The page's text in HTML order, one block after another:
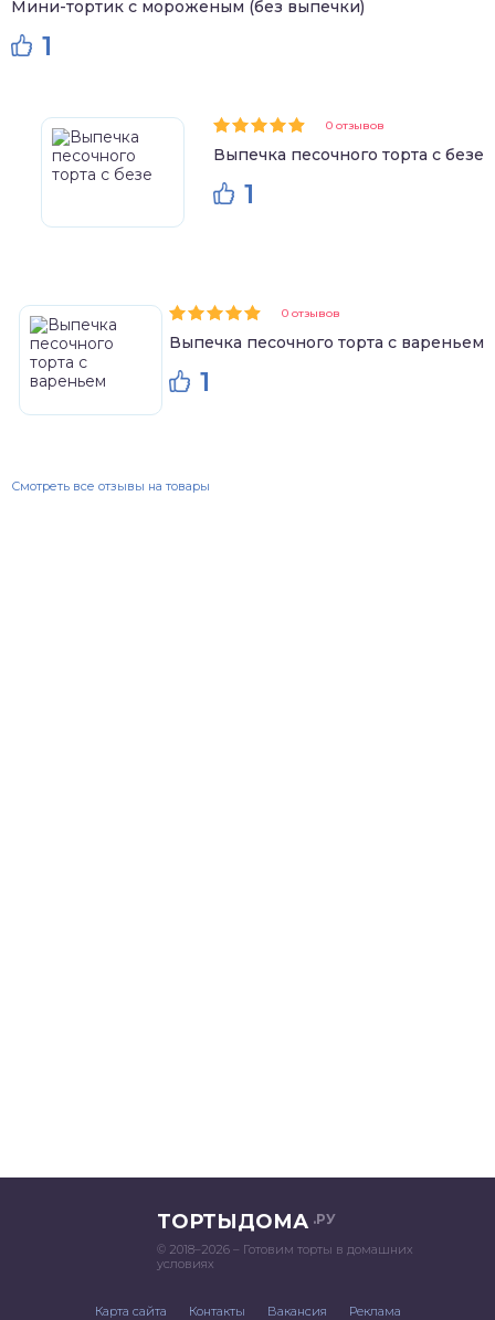
Мини-тортик с мороженым (без выпечки)
1
0 отзывов
Выпечка песочного торта с безе
1
0 отзывов
Выпечка песочного торта с вареньем
1
Смотреть все отзывы на товары
ТОРТЫДОМА .РУ
© 2018–2026 – Готовим торты в домашних
условиях
Карта сайта Контакты Вакансия Реклама